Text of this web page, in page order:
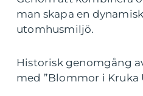
man skapa en
utomhusmiljö.
Historisk genomgång
med ”Blommor i Kruka